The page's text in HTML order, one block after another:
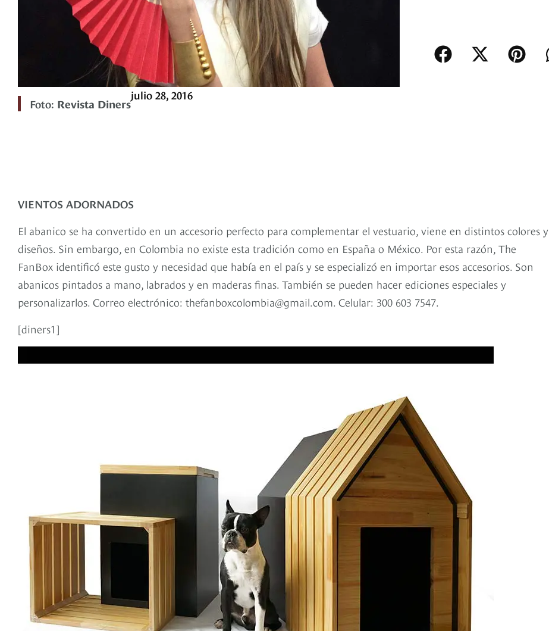
Foto: Revista Diners
julio 28, 2016
VIENTOS ADORNADOS
El abanico se ha convertido en un accesorio perfecto para complementar el vestuario, viene en distintos colores y
diseños. Sin embargo, en Colombia no existe esta tradición como en España o México. Por esta razón, The
FanBox identificó este gusto y necesidad que había en el país y se especializó en importar esos accesorios. Son
abanicos pintados a mano, labrados y en maderas finas. También se pueden hacer ediciones especiales y
personalizarlos. Correo electrónico: thefanboxcolombia@gmail.com. Celular: 300 603 7547.
[diners1]